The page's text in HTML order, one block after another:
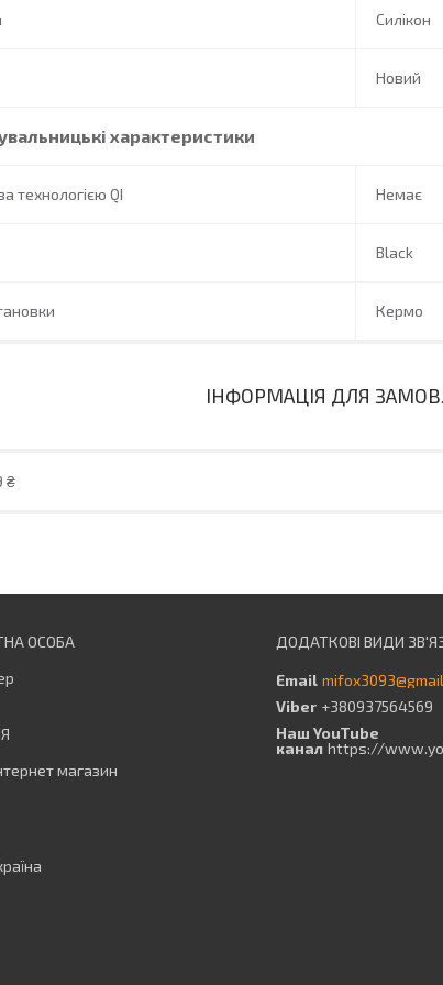
Силікон
Новий
характеристики
технологією QI Немає
Black
Кермо
ІНФОРМАЦІЯ ДЛЯ
₴
магазин
+380937564569
Наш YouTube
канал https://